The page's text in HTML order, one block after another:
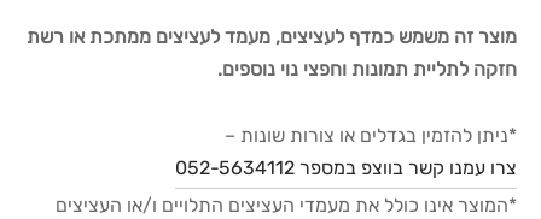
מוצר זה משמש כמדף לעציצים, מעמד לעציצים ממתכת או רשת
חזקה לתליית תמונות וחפצי נוי נוספים.
*ניתן להזמין בגדלים או צורות שונות –
צרו עמנו קשר בווצפ במספר 052-5634112
*המוצר אינו כולל את מעמדי העציצים התלויים ו/או העציצים